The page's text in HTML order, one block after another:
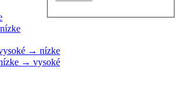
→ nízke
→ vysoké